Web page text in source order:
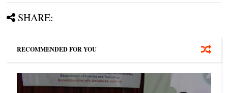
SHARE:
RECOMMENDED FOR YOU